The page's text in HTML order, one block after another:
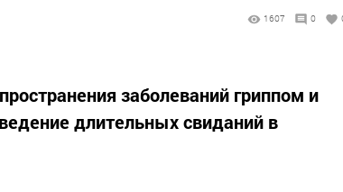
1607 0
заболеваний гриппом и
длительных свиданий в